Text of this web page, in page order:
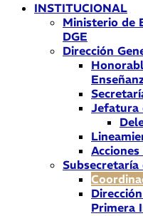
INSTITUCIONAL
Ministerio de
DGE
Dirección
Jefatura
Acciones
Subsecretaría
Primera